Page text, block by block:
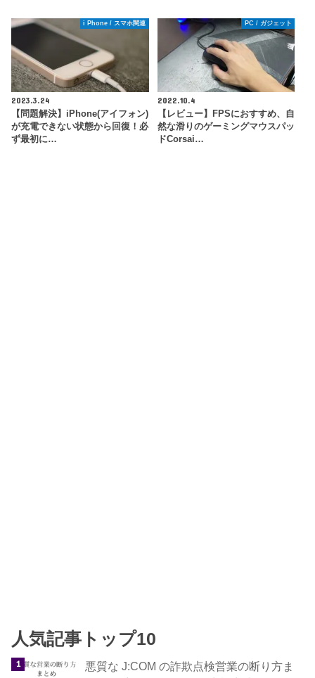
i Phone / スマホ関連
2023.3.24
【問題解決】iPhone(アイフォン)
が充電できない状態から回復！必
ず最初に…
PC / ガジェット
2022.10.4
【レビュー】FPSにおすすめ、自
然な滑りのゲーミングマウスパッ
ドCorsai…
人気記事トップ10
悪質な J:COM の詐欺点検営業の断り方ま